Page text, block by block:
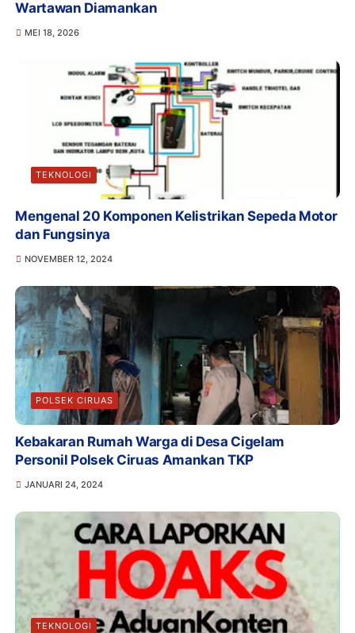
Wartawan Diamankan
MEI 18, 2026
TEKNOLOGI
Mengenal 20 Komponen Kelistrikan Sepeda Motor
dan Fungsinya
NOVEMBER 12, 2024
POLSEK CIRUAS
Kebakaran Rumah Warga di Desa Cigelam
Personil Polsek Ciruas Amankan TKP
JANUARI 24, 2024
TEKNOLOGI